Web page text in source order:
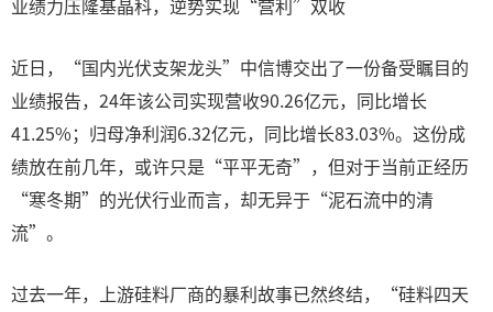
业绩力压隆基晶科，逆势实现“营利”双收
近日，“国内光伏支架龙头”中信博交出了一份备受瞩目的
业绩报告，24年该公司实现营收90.26亿元，同比增长
41.25%；归母净利润6.32亿元，同比增长83.03%。这份成
绩放在前几年，或许只是“平平无奇”，但对于当前正经历
“寒冬期”的光伏行业而言，却无异于“泥石流中的清
流”。
过去一年，上游硅料厂商的暴利故事已然终结，“硅料四天